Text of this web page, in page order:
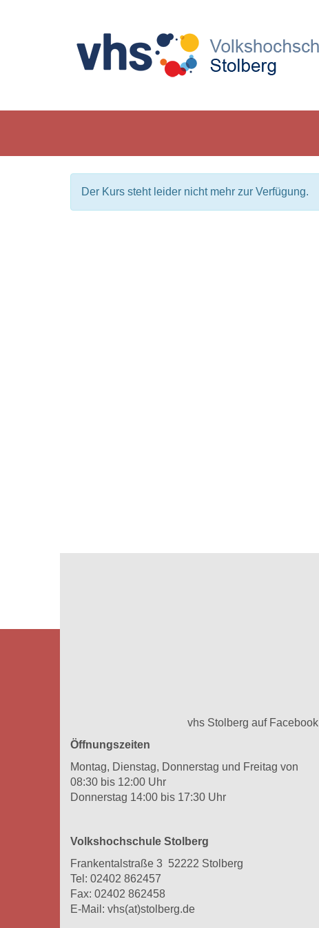
Der Kurs steht leider nicht mehr zur Verfügung.
vhs Stolberg auf Facebook
Öffnungszeiten
Montag, Dienstag, Donnerstag und Freitag von
08:30 bis 12:00 Uhr
Donnerstag 14:00 bis 17:30 Uhr
Volkshochschule Stolberg
Frankentalstraße 3 52222 Stolberg
Tel: 02402 862457
Fax: 02402 862458
E-Mail: vhs(at)stolberg.de